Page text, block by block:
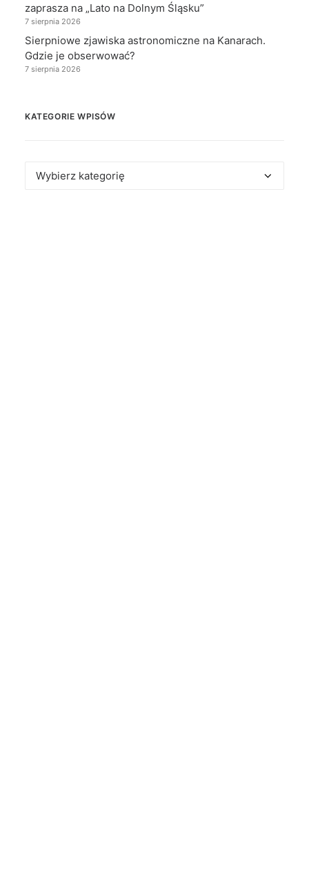
zaprasza na „Lato na Dolnym Śląsku”
7 sierpnia 2026
Sierpniowe zjawiska astronomiczne na Kanarach.
Gdzie je obserwować?
7 sierpnia 2026
KATEGORIE WPISÓW
Kategorie